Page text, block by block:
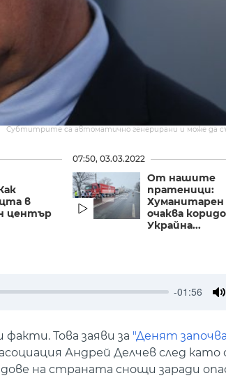
Субтитрите са автоматично генерирани и може да
в
център
07:50, 03.03.2022
От нашите
пратеници:
Хуманитарен
очаква
Украйна...
-01:56
Това заяви за "Денят
Андрей Делчев след
на страната снощи заради